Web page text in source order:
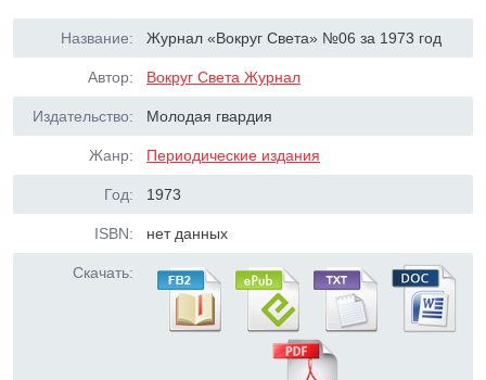
Название: Журнал «Вокруг Света» №06 за 1973 год
Автор: Вокруг Света Журнал
Издательство: Молодая гвардия
Жанр: Периодические издания
Год: 1973
ISBN: нет данных
Скачать: